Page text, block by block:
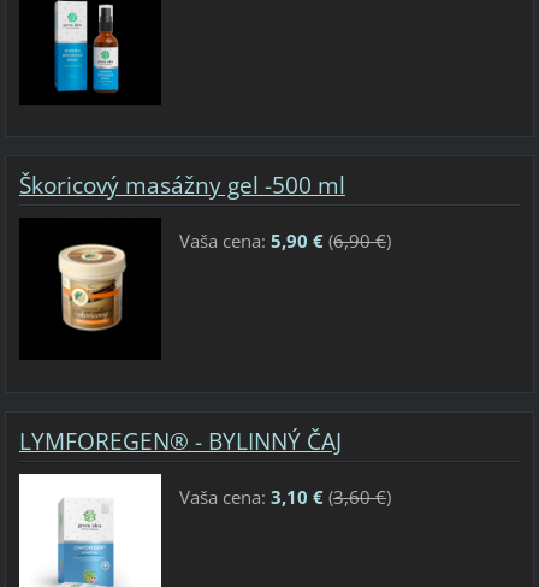
Škoricový masážny gel -500 ml
Vaša cena: 5,90 €(6,90 €)
LYMFOREGEN® - BYLINNÝ ČAJ
Vaša cena: 3,10 €(3,60 €)